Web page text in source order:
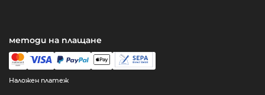
методи на плащане
Наложен платеж